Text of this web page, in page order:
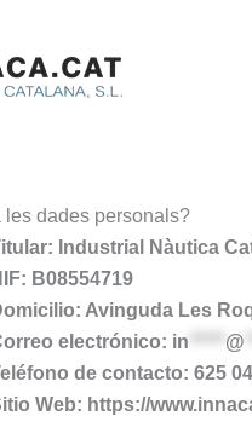
les dades personals?
Industrial Nàutica
B08554719
Avinguda Les
electrónico: in @
de contacto: 625
Web: https://